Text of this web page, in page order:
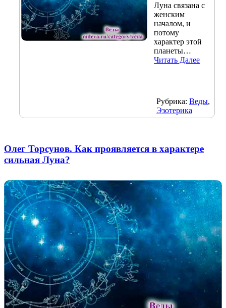
Луна связана с
женским
началом, и
потому
характер этой
планеты…
Читать Далее
Рубрика: Веды,
Эзотерика
Олег Торсунов. Как проявляется в характере
сильная Луна?